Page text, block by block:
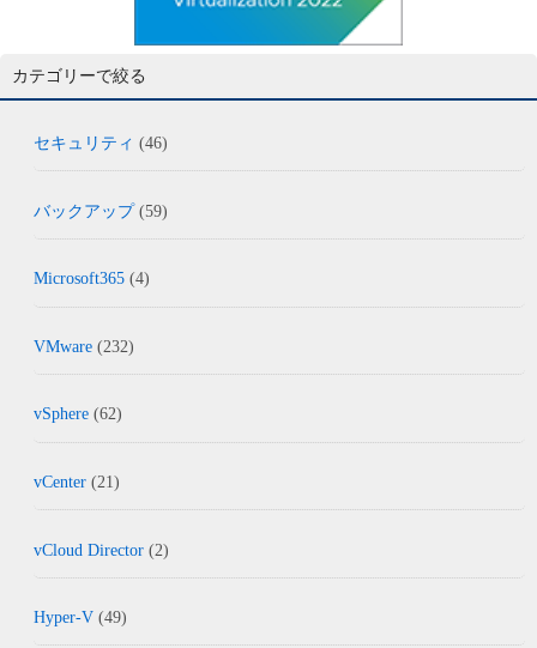
カテゴリーで絞る
セキュリティ (46)
バックアップ(59)
Microsoft365 (4)
VMware (232)
vSphere (62)
vCenter (21)
vCloud Director (2)
Hyper-V (49)